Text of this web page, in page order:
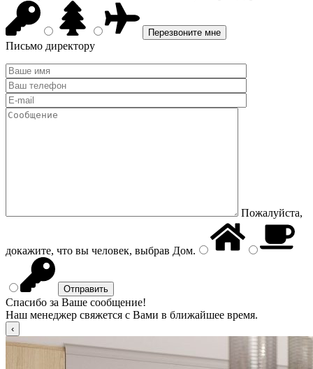
Письмо директору
Пожалуйста,
докажите, что вы человек, выбрав Дом.
Спасибо за Ваше сообщение!
Наш менеджер свяжется с Вами в ближайшее время.